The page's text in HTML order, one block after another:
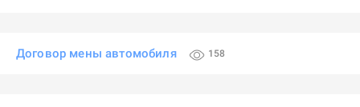
Договор мены автомобиля 158